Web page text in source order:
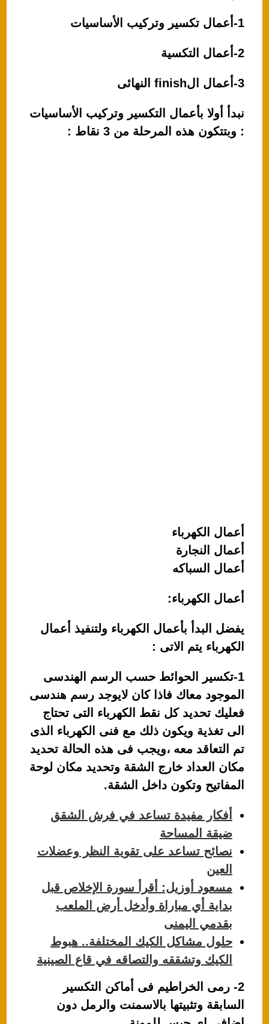
1-أعمال تكسير وتركيب الأساسيات
2-أعمال التكسية
3-أعمال الfinish النهائى
نبدأ أولا بأعمال التكسير وتركيب الأساسيات
: وبتتكون هذه المرحلة من 3 نقاط :
أعمال الكهرباء
أعمال النجارة
أعمال السباكه
أعمال الكهرباء:
يفضل البدأ بأعمال الكهرباء ولتنفيذ أعمال
الكهرباء يتم الاتى :
1-تكسير الحوائط حسب الرسم الهندسى
الموجود معاك فاذا كان لايوجد رسم هندسى
فعليك تحديد كل نقط الكهرباء التى تحتاج
الى تغذية ويكون ذلك مع فنى الكهرباء الذى
تم التعاقد معه ،ويجب فى هذه الحالة تحديد
مكان العداد خارج الشقة وتحديد مكان لوحة
المفاتيح وتكون داخل الشقة.
أفكار مفيدة تساعد في فرش الشقق
ضيقة المساحة
نصائح تساعد على تقوية النظر وعضلات
العين
مسعود أوزيل: أقرأ سورة الإخلاص قبل
بداية أي مباراة وأدخل أرض الملعب
بقدمي اليمنى
حلول مشاكل الكيك المختلفة.. هبوط
الكيك وتشققه والتصاقه في قاع الصينية
2- رمى الخراطيم فى أماكن التكسير
السابقة وتثبيتها بالاسمنت والرمل دون